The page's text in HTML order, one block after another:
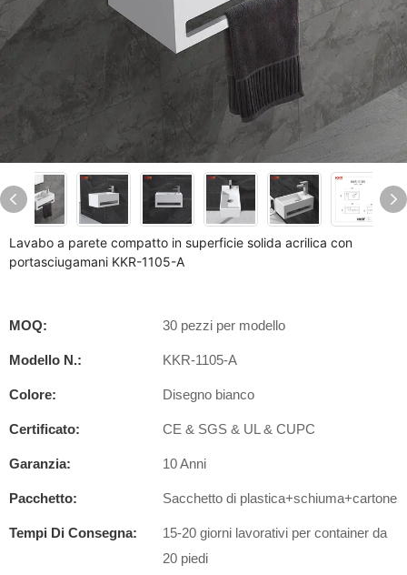
Lavabo a parete compatto in superficie solida acrilica con
portasciugamani KKR-1105-A
MOQ: 30 pezzi per modello
Modello N.: KKR-1105-A
Colore: Disegno bianco
Certificato: CE & SGS & UL & CUPC
Garanzia: 10 Anni
Pacchetto: Sacchetto di plastica+schiuma+cartone
Tempi Di Consegna:
15-20 giorni lavorativi per container da
20 piedi